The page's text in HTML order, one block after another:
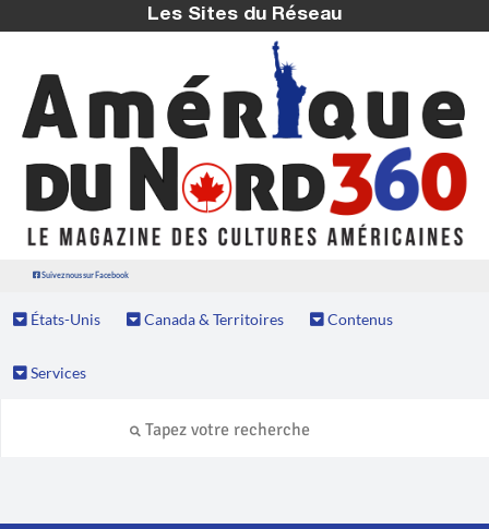
Les Sites du Réseau
Suivez nous sur Facebook
États-Unis Canada & Territoires Contenus
Services